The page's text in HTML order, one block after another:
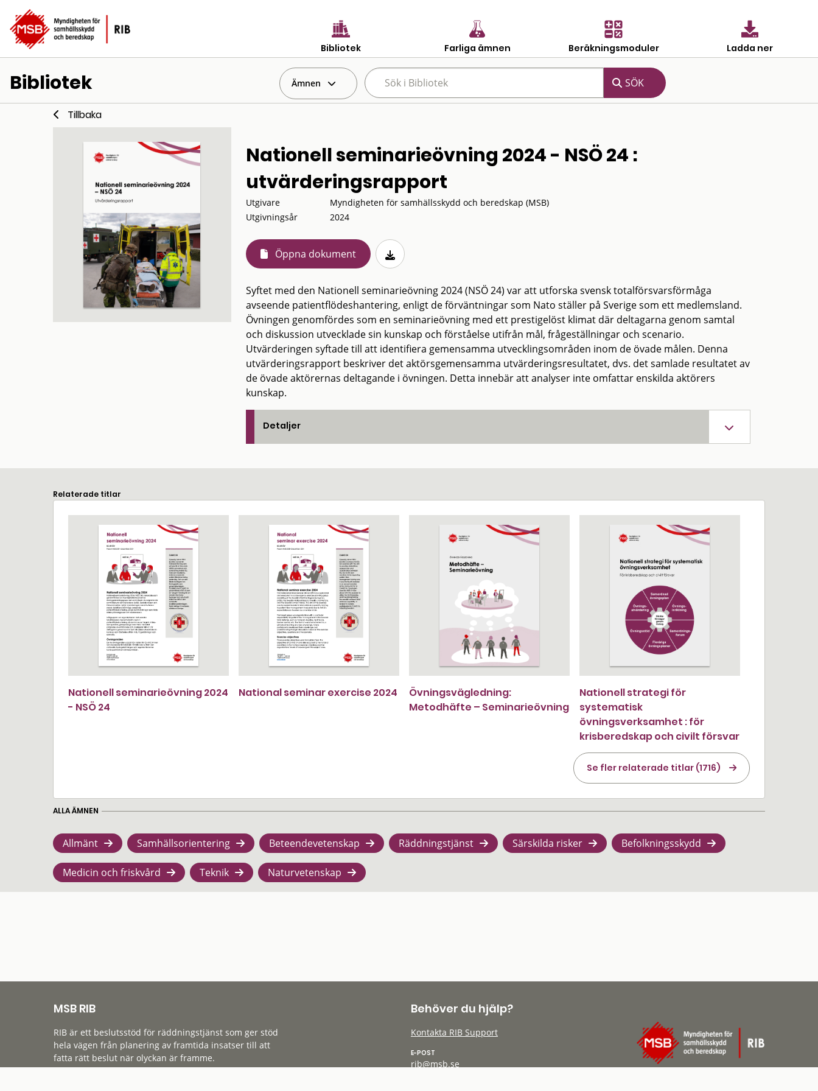
Bibliotek Farliga ämnen Beräkningsmoduler Ladda ner
Bibliotek Ämnen
Tillbaka
Nationell seminarieövning 2024 - NSÖ 24 :
utvärderingsrapport
Utgivare
Myndigheten för samhällsskydd och beredskap (MSB)
Utgivningsår
2024
Öppna dokument
Syftet med den Nationell seminarieövning 2024 (NSÖ 24) var att utforska svensk totalförsvarsförmåga
avseende patientflödeshantering, enligt de förväntningar som Nato ställer på Sverige som ett medlemsland.
Övningen genomfördes som en seminarieövning med ett prestigelöst klimat där deltagarna genom samtal
och diskussion utvecklade sin kunskap och förståelse utifrån mål, frågeställningar och scenario.
Utvärderingen syftade till att identifiera gemensamma utvecklingsområden inom de övade målen. Denna
utvärderingsrapport beskriver det aktörsgemensamma utvärderingsresultatet, dvs. det samlade resultatet av
de övade aktörernas deltagande i övningen. Detta innebär att analyser inte omfattar enskilda aktörers
kunskap.
Detaljer
Relaterade titlar
Nationell seminarieövning 2024
- NSÖ 24
National seminar exercise 2024
Övningsvägledning:
Metodhäfte – Seminarieövning
Nationell strategi för
systematisk
övningsverksamhet : för
krisberedskap och civilt försvar
Se fler relaterade titlar (1716)
ALLA ÄMNEN
Allmänt Samhällsorientering Beteendevetenskap Räddningstjänst Särskilda risker Befolkningsskydd
Medicin och friskvård Teknik Naturvetenskap
MSB RIB
RIB är ett beslutsstöd för räddningstjänst som ger stöd
hela vägen från planering av framtida insatser till att
fatta rätt beslut när olyckan är framme.
Behöver du hjälp?
Kontakta RIB Support
E-POST
rib@msb.se